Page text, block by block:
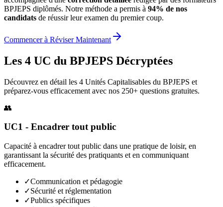
BPJEPS diplômés. Notre méthode a permis à 94% de nos
candidats de réussir leur examen du premier coup.
Commencer à Réviser Maintenant
Les 4 UC du BPJEPS Décryptées
Découvrez en détail les 4 Unités Capitalisables du BPJEPS et
préparez-vous efficacement avec nos 250+ questions gratuites.
👥
UC1 - Encadrer tout public
Capacité à encadrer tout public dans une pratique de loisir, en
garantissant la sécurité des pratiquants et en communiquant
efficacement.
✓Communication et pédagogie
✓Sécurité et réglementation
✓Publics spécifiques